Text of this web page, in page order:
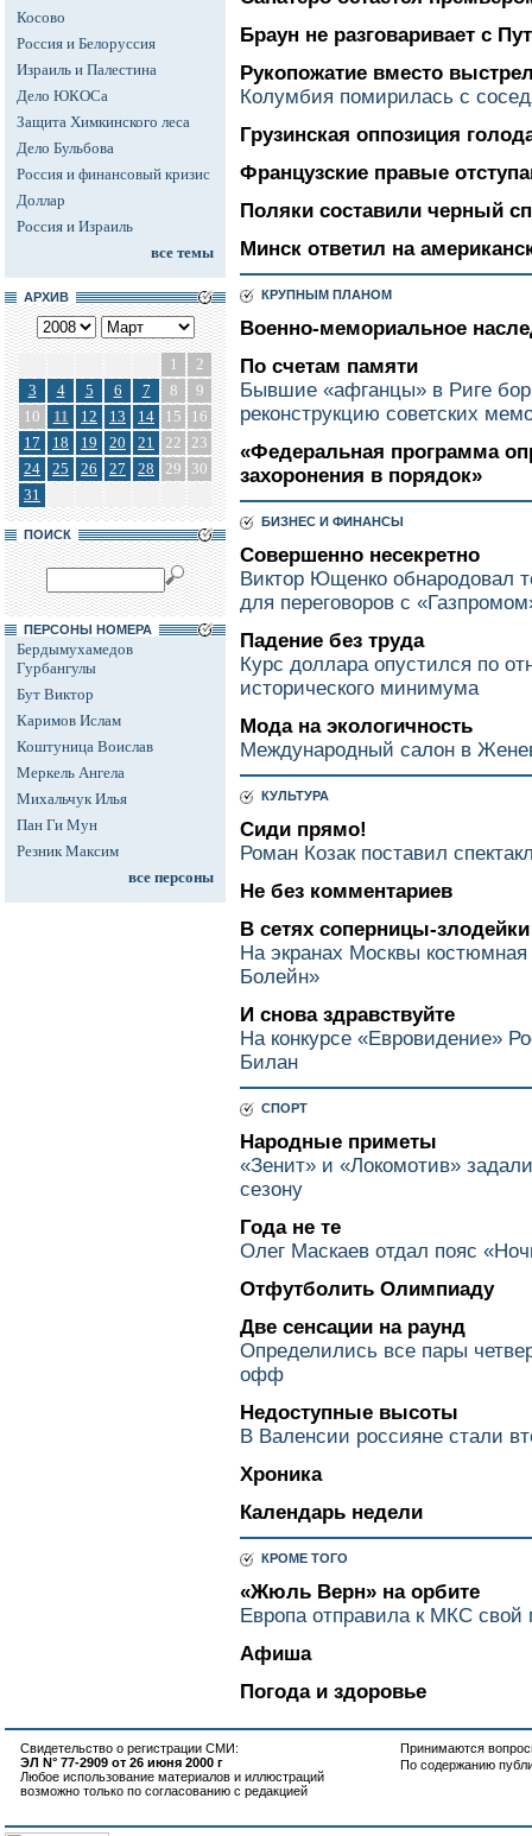
Косово
Россия и Белоруссия
Израиль и Палестина
Дело ЮКОСа
Защита Химкинского леса
Дело Бульбова
Россия и финансовый кризис
Доллар
Россия и Израиль
все темы
АРХИВ
1
2
3
4 5 6 7 8
9
10
11 12 13 14 15
16
17
18 19 20 21 22 23
24
25 26 27 28 29
30
31
ПОИСК
ПЕРСОНЫ НОМЕРА
Бердымухамедов
Гурбангулы
Бут Виктор
Каримов Ислам
Коштуница Воислав
Меркель Ангела
Михальчук Илья
Пан Ги Мун
Резник Максим
все персоны
Браун не разговаривает с
Рукопожатие вместо
Колумбия помирилась с
Грузинская оппозиция
Французские правые
Поляки составили черный
Минск ответил на
КРУПНЫМ ПЛАНОМ
Военно-мемориальное
По счетам памяти
Бывшие «афганцы» в Риге
реконструкцию советских
«Федеральная программа
захоронения в порядок»
БИЗНЕС И ФИНАНСЫ
Совершенно несекретно
Виктор Ющенко обнародовал
для переговоров с
Падение без труда
Курс доллара опустился по
исторического минимума
Мода на экологичность
Международный салон в
КУЛЬТУРА
Сиди прямо!
Роман Козак поставил
Не без комментариев
В сетях соперницы-злодейки
На экранах Москвы
Болейн»
И снова здравствуйте
На конкурсе «Евровидение»
Билан
СПОРТ
Народные приметы
«Зенит» и «Локомотив»
сезону
Года не те
Олег Маскаев отдал пояс
Отфутболить Олимпиаду
Две сенсации на раунд
Определились все пары
офф
Недоступные высоты
В Валенсии россияне стали
Хроника
Календарь недели
КРОМЕ ТОГО
«Жюль Верн» на орбите
Европа отправила к МКС свой
Афиша
Погода и здоровье
Свидетельство о регистрации СМИ:
ЭЛ N° 77-2909 от 26 июня 2000 г
Любое использование материалов и иллюстраций
возможно только по согласованию с редакцией
Принимаются
По содержанию